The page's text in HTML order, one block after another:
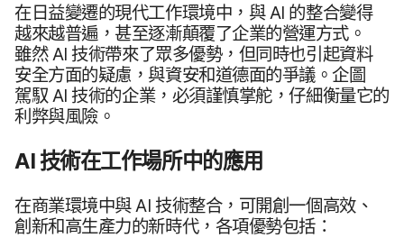
在​日益​變遷​的​現代​工作​環境​中，​與AI 的​整合​變得​
越來​越​普遍，​甚至​逐漸​顛覆​了​企業​的​營運​方式。​
雖然AI技術​帶來​了​眾多​優勢，​但​同時​也​引起​資料​
安全​方面​的​疑慮，​與​資安​和​道德面​的​爭議。​企圖​
駕馭 AI技術​的​企業，​必須​謹慎​掌舵，​仔細​衡量​它​的​
利弊​與​風險。
AI 技術​在​工作​場​所​中​的​應用
在​商業​環境​中​與AI技術​整合，​可​開創​一​個​高效、​
創新​和​高生​產力​的​新​時代，​各​項​優勢​包括：